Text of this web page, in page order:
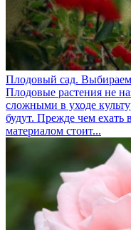
Плодовый сад.
Плодовые растения не
сложными в уходе
будут. Прежде чем
материалом стоит...